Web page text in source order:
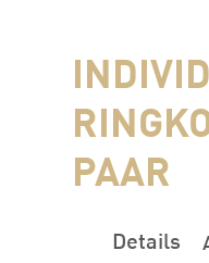
PAAR
Details